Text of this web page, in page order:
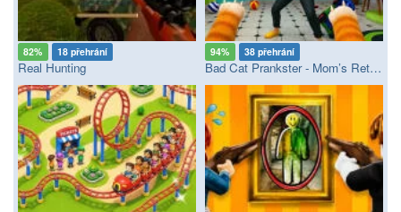
82% 18 přehrání
Real Hunting
94% 38 přehrání
Bad Cat Prankster - Mom’s Return